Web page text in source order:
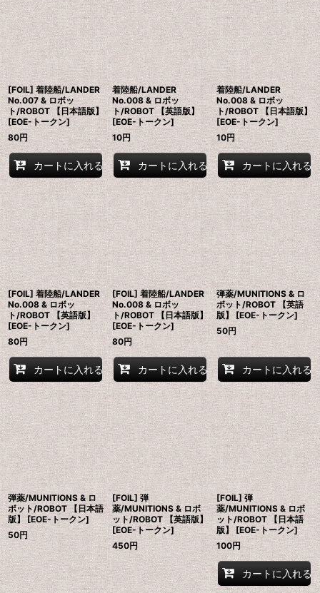
[FOIL] 着陸船/LANDER
No.007 & ロボッ
ト/ROBOT 【日本語版】
[EOE-トークン]
80円
カートに入れる
着陸船/LANDER
No.008 & ロボッ
ト/ROBOT 【英語版】
[EOE-トークン]
10円
カートに入れる
着陸船/LANDER
No.008 & ロボッ
ト/ROBOT 【日本語版】
[EOE-トークン]
10円
カートに入れる
[FOIL] 着陸船/LANDER
No.008 & ロボッ
ト/ROBOT 【英語版】
[EOE-トークン]
80円
カートに入れる
[FOIL] 着陸船/LANDER
No.008 & ロボッ
ト/ROBOT 【日本語版】
[EOE-トークン]
80円
カートに入れる
弾薬/MUNITIONS & ロ
ボット/ROBOT 【英語
版】 [EOE-トークン]
50円
カートに入れる
弾薬/MUNITIONS & ロ
ボット/ROBOT 【日本語
版】 [EOE-トークン]
50円
[FOIL] 弾
薬/MUNITIONS & ロボ
ット/ROBOT 【英語版】
[EOE-トークン]
450円
[FOIL] 弾
薬/MUNITIONS & ロボ
ット/ROBOT 【日本語
版】 [EOE-トークン]
100円
カートに入れる